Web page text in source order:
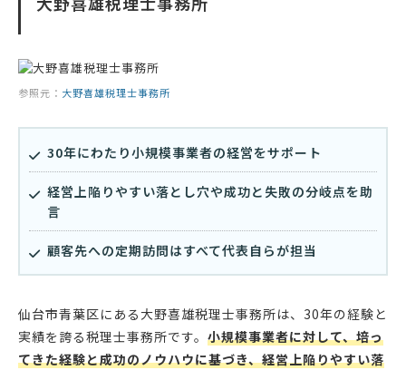
参照元： 大野喜雄税理士事務所
30年にわたり小規模事業者の経営をサポート
経営上陥りやすい落とし穴や成功と失敗の分岐点を助
言
顧客先への定期訪問はすべて代表自らが担当
仙台市青葉区にある大野喜雄税理士事務所は、30年の経験と
実績を誇る税理士事務所です。 小規模事業者に対して、培っ
てきた経験と成功のノウハウに基づき、経営上陥りやすい落